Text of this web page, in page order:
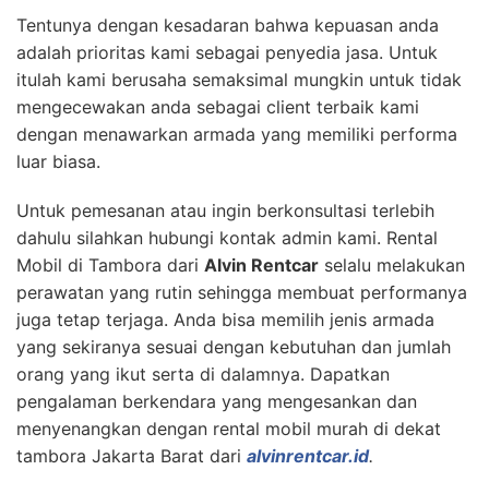
Tentunya dengan kesadaran bahwa kepuasan anda
adalah prioritas kami sebagai penyedia jasa. Untuk
itulah kami berusaha semaksimal mungkin untuk tidak
mengecewakan anda sebagai client terbaik kami
dengan menawarkan armada yang memiliki performa
luar biasa.
Untuk pemesanan atau ingin berkonsultasi terlebih
dahulu silahkan hubungi kontak admin kami. Rental
Mobil di Tambora dari Alvin Rentcar selalu melakukan
perawatan yang rutin sehingga membuat performanya
juga tetap terjaga. Anda bisa memilih jenis armada
yang sekiranya sesuai dengan kebutuhan dan jumlah
orang yang ikut serta di dalamnya. Dapatkan
pengalaman berkendara yang mengesankan dan
menyenangkan dengan rental mobil murah di dekat
tambora Jakarta Barat dari alvinrentcar.id.